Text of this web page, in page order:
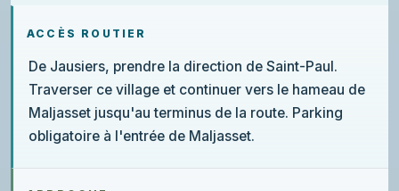
ACCÈS ROUTIER
De Jausiers, prendre la direction de Saint-Paul.
Traverser ce village et continuer vers le hameau de
Maljasset jusqu'au terminus de la route. Parking
obligatoire à l'entrée de Maljasset.